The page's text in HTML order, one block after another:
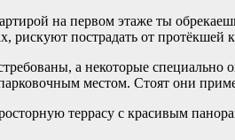
на первом этаже ты
рискуют пострадать от
а некоторые
местом. Стоят они
террасу с красивым